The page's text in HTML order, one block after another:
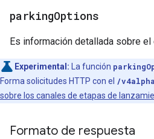
parkingOptions
Es información detallada sobre el
Experimental: La función
Forma solicitudes HTTP con el /
sobre los canales de etapas de
Formato de respuesta